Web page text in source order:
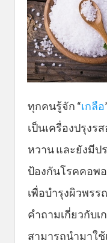
ทุกคนรู้จัก “เ กลือ
เป็นเครื่องปรุงร
หวาน และยังมีป
ป้องกันโรคคอพ
เพื่อบำรุงผิวพร
คำถามเกี่ยวกับ
สามารถนำมาใ